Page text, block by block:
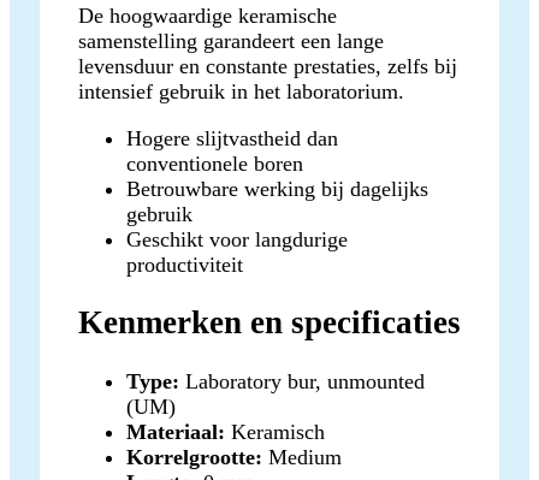
De hoogwaardige keramische
samenstelling garandeert een lange
levensduur en constante prestaties, zelfs bij
intensief gebruik in het laboratorium.
Hogere slijtvastheid dan
conventionele boren
Betrouwbare werking bij dagelijks
gebruik
Geschikt voor langdurige
productiviteit
Kenmerken en specificaties
Type: Laboratory bur, unmounted
(UM)
Materiaal: Keramisch
Korrelgrootte: Medium